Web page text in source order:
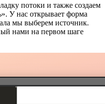
потоки и также создаем
У нас открывает форма
мы выберем источник.
нами на первом шаге